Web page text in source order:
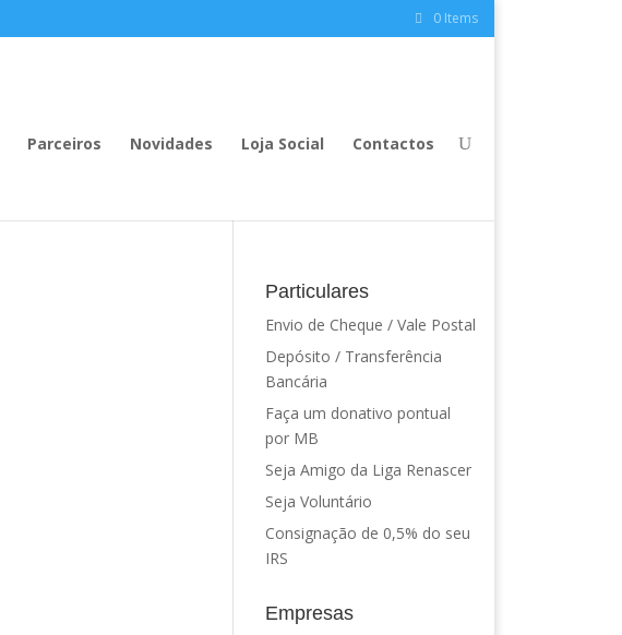
0 Items
Parceiros Novidades Loja Social Contactos
Particulares
Envio de Cheque / Vale Postal
Depósito / Transferência
Bancária
Faça um donativo pontual
por MB
Seja Amigo da Liga Renascer
Seja Voluntário
Consignação de 0,5% do seu
IRS
Empresas